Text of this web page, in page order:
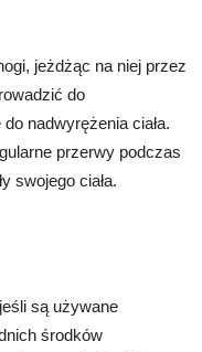
jeżdżąc na niej przez
do
nadwyrężenia ciała.
przerwy podczas
swojego ciała.
są używane
środków